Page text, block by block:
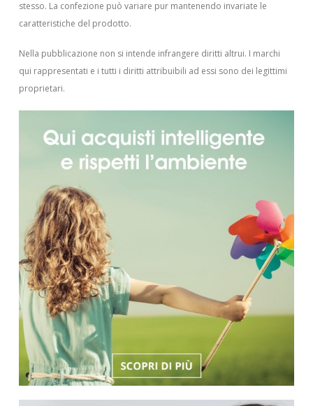
stesso. La confezione può variare pur mantenendo invariate le
caratteristiche del prodotto.
Nella pubblicazione non si intende infrangere diritti altrui. I marchi
qui rappresentati e i tutti i diritti attribuibili ad essi sono dei legittimi
proprietari.